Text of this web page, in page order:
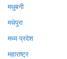
मधुबनी
मधेपुरा
मध्य प्रदेश
महाराष्ट्र